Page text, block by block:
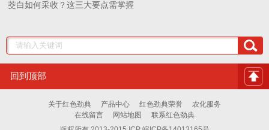
茭白如何采收？这三大要点需掌握
回到顶部
关于红色劲典 产品中心 红色劲典荣誉
农化服务
在线留言
网站地图
联系红色劲典